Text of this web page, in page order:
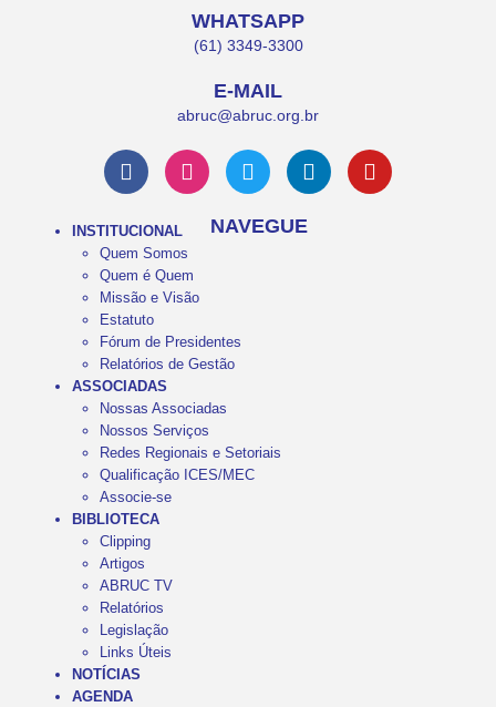
WHATSAPP
(61) 3349-3300
E-MAIL
abruc@abruc.org.br
NAVEGUE
INSTITUCIONAL
Quem Somos
Quem é Quem
Missão e Visão
Estatuto
Fórum de Presidentes
Relatórios de Gestão
ASSOCIADAS
Nossas Associadas
Nossos Serviços
Redes Regionais e Setoriais
Qualificação ICES/MEC
Associe-se
BIBLIOTECA
Clipping
Artigos
ABRUC TV
Relatórios
Legislação
Links Úteis
NOTÍCIAS
AGENDA